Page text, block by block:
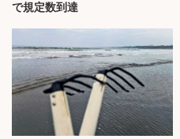
で規定数到達